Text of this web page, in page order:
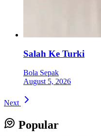
Salah Ke Turki
Bola Sepak
August 5, 2026
Next
Popular